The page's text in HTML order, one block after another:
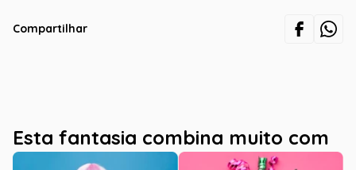
Compartilhar
Esta fantasia combina muito com